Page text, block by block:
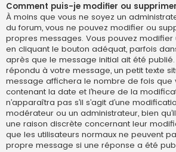
Comment puis-je modifier ou
À moins que vous ne soyez un
du forum, vous ne pouvez modifier ou
propres messages. Vous pouvez
en cliquant le bouton adéquat, parfois
après que le message initial ait été publié.
répondu à votre message, un petit texte
message affichera le nombre de fois que
contenant la date et l’heure de la
n’apparaîtra pas s’il s’agit d’une
modérateur ou un administrateur, bien
une raison discrète concernant leur
que les utilisateurs normaux ne peuvent
propre message si une réponse a été